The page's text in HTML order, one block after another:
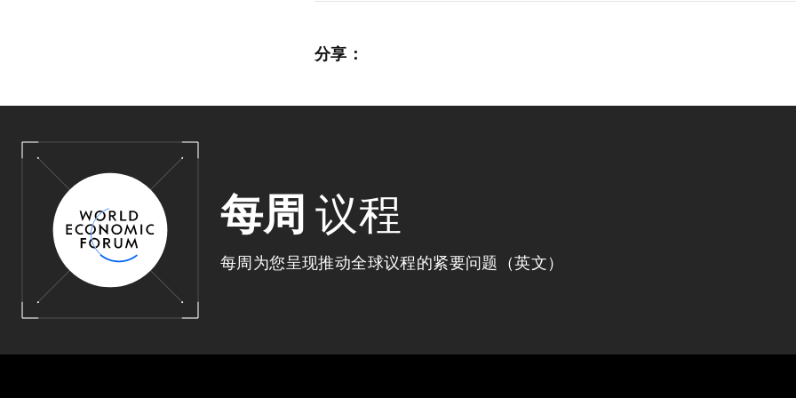
分享：
每周 议程
每周为您呈现推动全球议程的紧要问题（英文）